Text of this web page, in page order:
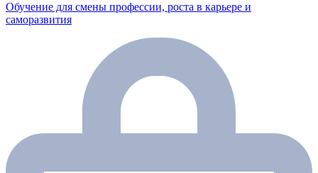
Обучение для смены профессии, роста в карьере и
саморазвития